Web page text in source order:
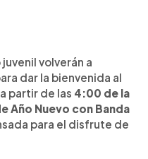
El Salvador se
desde la plaza
Centro Histórico.
de ritmo y
al nuevo
volverán a
dar la bienvenida al
partir de las 4:00 de la
Año Nuevo con Banda
para el disfrute de